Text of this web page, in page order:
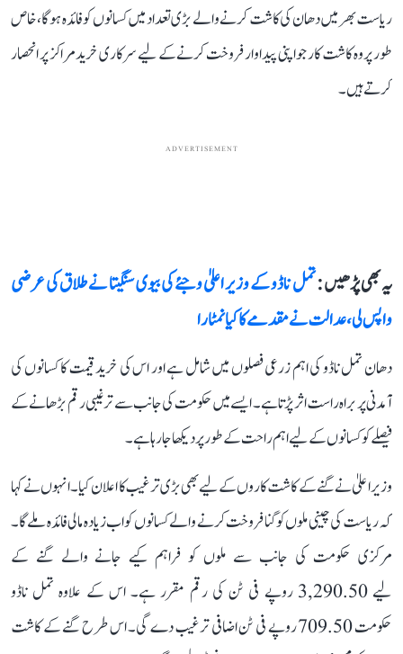
ریاست بھر میں دھان کی کاشت کرنے والے بڑی تعداد میں کسانوں کو فائدہ ہوگا، خاص
طور پر وہ کاشت کار جو اپنی پیداوار فروخت کرنے کے لیے سرکاری خرید مراکز پر انحصار
کرتے ہیں۔
ADVERTISEMENT
یہ بھی پڑھیں :تمل ناڈو کے وزیر اعلیٰ وجئے کی بیوی سنگیتا نے طلاق کی عرضی
واپس لی، عدالت نے مقدمے کا کیا نمٹارا
دھان تمل ناڈو کی اہم زرعی فصلوں میں شامل ہے اور اس کی خرید قیمت کا کسانوں کی
آمدنی پر براہ راست اثر پڑتا ہے۔ ایسے میں حکومت کی جانب سے ترغیبی رقم بڑھانے کے
فیصلے کو کسانوں کے لیے اہم راحت کے طور پر دیکھا جا رہا ہے۔
وزیر اعلیٰ نے گنے کے کاشت کاروں کے لیے بھی بڑی ترغیب کا اعلان کیا۔ انہوں نے کہا
کہ ریاست کی چینی ملوں کو گنا فروخت کرنے والے کسانوں کو اب زیادہ مالی فائدہ ملے گا۔
مرکزی حکومت کی جانب سے ملوں کو فراہم کیے جانے والے گنے کے
لیے 3,290.50 روپے فی ٹن کی رقم مقرر ہے۔ اس کے علاوہ تمل ناڈو
حکومت 709.50 روپے فی ٹن اضافی ترغیب دے گی۔ اس طرح گنے کے کاشت